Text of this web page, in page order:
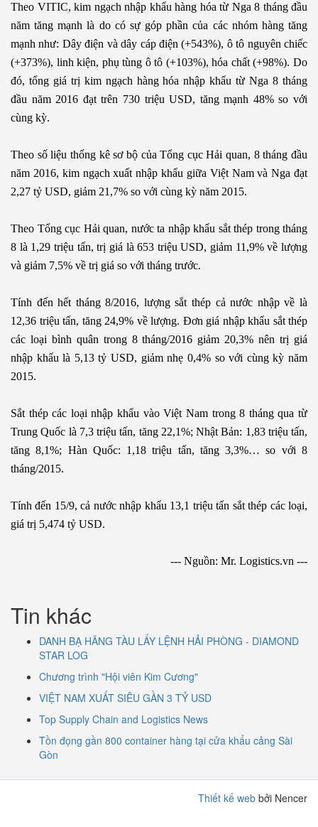
Theo VITIC, kim ngạch nhập khẩu hàng hóa từ Nga 8 tháng đầu
năm tăng mạnh là do có sự góp phần của các nhóm hàng tăng
mạnh như: Dây điện và dây cáp điện (+543%), ô tô nguyên chiếc
(+373%), linh kiện, phụ tùng ô tô (+103%), hóa chất (+98%). Do
đó, tổng giá trị kim ngạch hàng hóa nhập khẩu từ Nga 8 tháng
đầu năm 2016 đạt trên 730 triệu USD, tăng mạnh 48% so với
cùng kỳ.
Theo số liệu thống kê sơ bộ của Tổng cục Hải quan, 8 tháng đầu
năm 2016, kim ngạch xuất nhập khẩu giữa Việt Nam và Nga đạt
2,27 tỷ USD, giảm 21,7% so với cùng kỳ năm 2015.
Theo Tổng cục Hải quan, nước ta nhập khẩu sắt thép trong tháng
8 là 1,29 triệu tấn, trị giá là 653 triệu USD, giảm 11,9% về lượng
và giảm 7,5% về trị giá so với tháng trước.
Tính đến hết tháng 8/2016, lượng sắt thép cả nước nhập về là
12,36 triệu tấn, tăng 24,9% về lượng. Đơn giá nhập khẩu sắt thép
các loại bình quân trong 8 tháng/2016 giảm 20,3% nên trị giá
nhập khẩu là 5,13 tỷ USD, giảm nhẹ 0,4% so với cùng kỳ năm
2015.
Sắt thép các loại nhập khẩu vào Việt Nam trong 8 tháng qua từ
Trung Quốc là 7,3 triệu tấn, tăng 22,1%; Nhật Bản: 1,83 triệu tấn,
tăng 8,1%; Hàn Quốc: 1,18 triệu tấn, tăng 3,3%… so với 8
tháng/2015.
Tính đến 15/9, cả nước nhập khẩu 13,1 triệu tấn sắt thép các loại,
giá trị 5,474 tỷ USD.
--- Nguồn: Mr. Logistics.vn ---
Tin khác
DANH BẠ HÃNG TÀU LẤY LỆNH HẢI PHÒNG - DIAMOND
STAR LOG
Chương trình "Hội viên Kim Cương"
VIỆT NAM XUẤT SIÊU GẦN 3 TỶ USD
Top Supply Chain and Logistics News
Tồn đọng gần 800 container hàng tại cửa khẩu cảng Sài
Gòn
Thiết kế web bởi Nencer